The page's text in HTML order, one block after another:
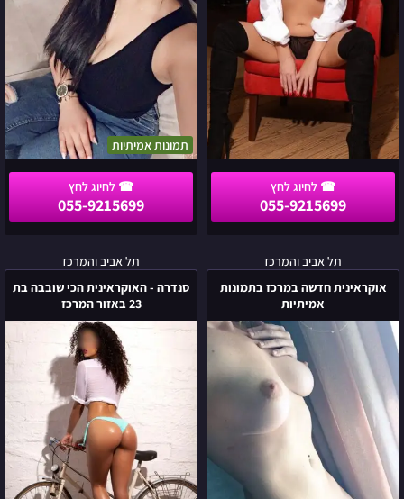
055-9215699
תמונות אמיתיות
055-9215699
תל אביב והמרכז
אוקראינית חדשה במרכז בתמונות
אמיתיות
אוקראינית
חדשה
במרכז
בתמונות
אמיתיות
תל אביב והמרכז
סנדרה - האוקראינית הכי שובבה בת
23 באזור המרכז
סנדרה
-
האוקראינית
הכי
שובבה
בת
23
באזור
המרכז